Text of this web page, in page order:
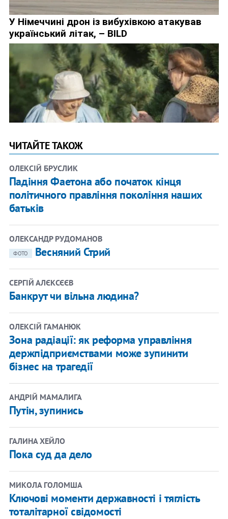
ЧИТАЙТЕ ТАКОЖ
ОЛЕКСІЙ БРУСЛИК
Падіння Фаетона або початок кінця
політичного правління покоління наших
батьків
ОЛЕКСАНДР РУДОМАНОВ
ФОТО Весняний Стрий
СЕРГІЙ АЛЄКСЄЄВ
Банкрут чи вільна людина?
ОЛЕКСІЙ ГАМАНЮК
Зона радіації: як реформа управління
держпідприємствами може зупинити
бізнес на трагедії
АНДРІЙ МАМАЛИГА
Путін, зупинись
ГАЛИНА ХЕЙЛО
Пока суд да дело
МИКОЛА ГОЛОМША
Ключові моменти державності і тяглість
тоталітарної свідомості